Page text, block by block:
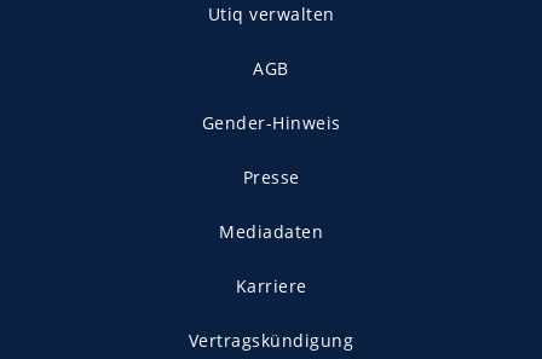
Utiq verwalten
AGB
Gender-Hinweis
Presse
Mediadaten
Karriere
Vertragskündigung